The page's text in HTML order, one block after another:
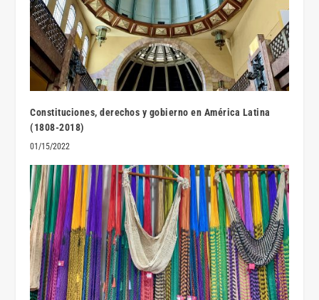
Constituciones, derechos y gobierno en América Latina
(1808-2018)
01/15/2022